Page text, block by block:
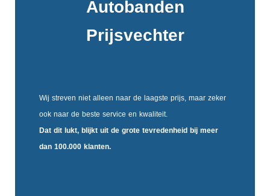
Autobanden
Prijsvechter
Wij streven niet alleen naar de laagste prijs, maar zeker
ook naar de beste service en kwaliteit.
Dat dit lukt, blijkt uit de grote tevredenheidbij meer
dan 100.000 klanten.